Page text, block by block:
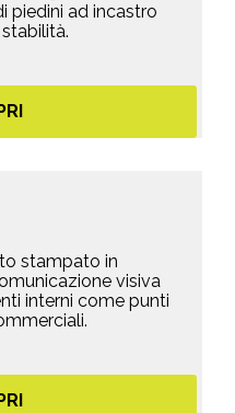
piedini ad incastro
stampato in
visiva
interni come punti